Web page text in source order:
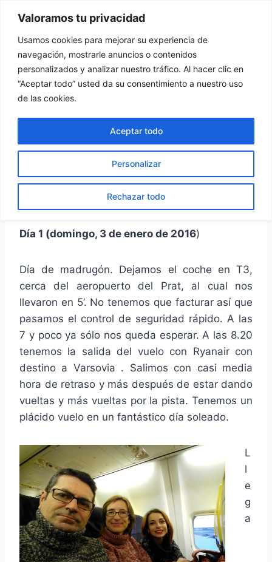
Valoramos tu privacidad
Usamos cookies para mejorar su experiencia de
navegación, mostrarle anuncios o contenidos
personalizados y analizar nuestro tráfico. Al hacer clic en
“Aceptar todo” usted da su consentimiento a nuestro uso
de las cookies.
Personalizar
Rechazar todo
Aceptar todo
contenido
Tu Rincón del Viajero
POLONIA
Polonia: BCN-Varsovia y
tren de Varsovia a
Cracovia
20 marzo, 2016
Día 1 (domingo, 3 de enero de 2016)
Día de madrugón. Dejamos el coche en T3,
cerca del aeropuerto del Prat, al cual nos
llevaron en 5’. No tenemos que facturar así que
pasamos el control de seguridad rápido. A las
7 y poco ya sólo nos queda esperar. A las 8.20
tenemos la salida del vuelo con Ryanair con
destino a Varsovia . Salimos con casi media
hora de retraso y más después de estar dando
vueltas y más vueltas por la pista. Tenemos un
plácido vuelo en un fantástico día soleado.
L
l
e
g
a